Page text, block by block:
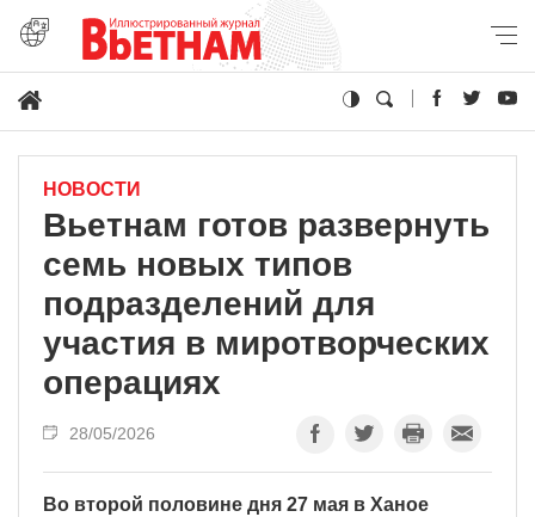
НОВОСТИ
Вьетнам готов развернуть
семь новых типов
подразделений для
участия в миротворческих
операциях
28/05/2026
Во второй половине дня 27 мая в Ханое